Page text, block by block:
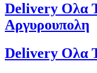
Delivery Ολα
Αργυρουπολη
Delivery Ολα